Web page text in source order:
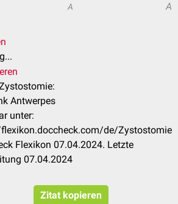
A A
Antwerpes
unter:
de/Zystostomie
Flexikon 07.04.2024. Letzte
07.04.2024
Zitat kopieren